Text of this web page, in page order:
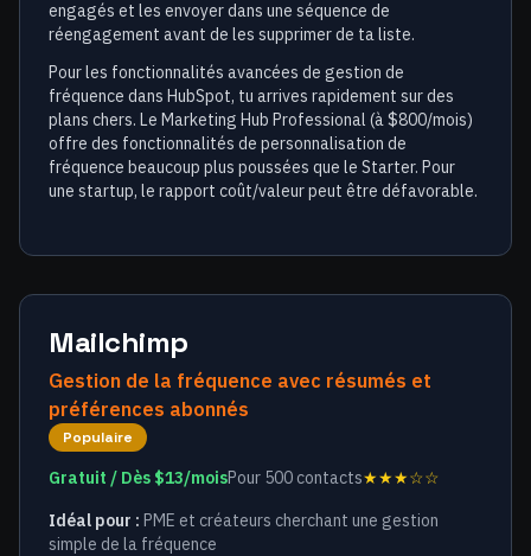
engagés et les envoyer dans une séquence de
réengagement avant de les supprimer de ta liste.
Pour les fonctionnalités avancées de gestion de
fréquence dans HubSpot, tu arrives rapidement sur des
plans chers. Le Marketing Hub Professional (à $800/mois)
offre des fonctionnalités de personnalisation de
fréquence beaucoup plus poussées que le Starter. Pour
une startup, le rapport coût/valeur peut être défavorable.
Mailchimp
Gestion de la fréquence avec résumés et
préférences abonnés
Populaire
Gratuit / Dès $13/moisPour 500 contacts★★★☆☆
Idéal pour : PME et créateurs cherchant une gestion
simple de la fréquence